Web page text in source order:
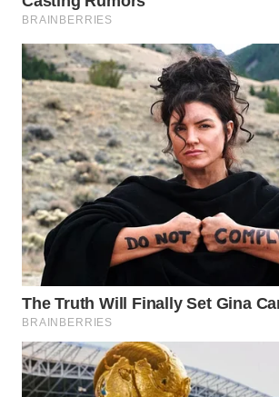
WN
WN
SIMALUNGUN
WN
LABUHANBATU
WN
TAPANULI
TENGAH
WN DELI
SERDANG
WN
TEBING